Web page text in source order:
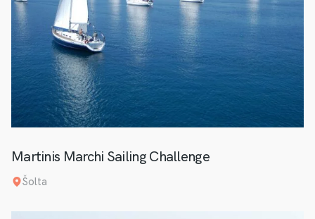
Martinis Marchi Sailing Challenge
Šolta